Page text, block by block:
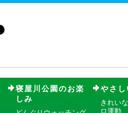
寝屋川公園のお楽
しみ
やさ
きれい
ロ運動